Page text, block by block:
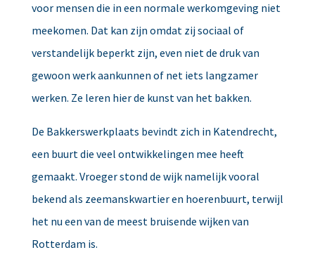
voor mensen die in een normale werkomgeving niet
meekomen. Dat kan zijn omdat zij sociaal of
verstandelijk beperkt zijn, even niet de druk van
gewoon werk aankunnen of net iets langzamer
werken. Ze leren hier de kunst van het bakken.
De Bakkerswerkplaats bevindt zich in Katendrecht,
een buurt die veel ontwikkelingen mee heeft
gemaakt. Vroeger stond de wijk namelijk vooral
bekend als zeemanskwartier en hoerenbuurt, terwijl
het nu een van de meest bruisende wijken van
Rotterdam is.